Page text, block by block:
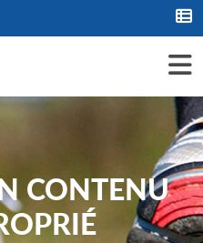
CONTENU